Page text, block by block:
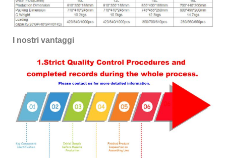
I nostri vantaggi